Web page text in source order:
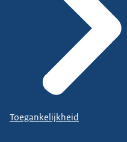
Toegankelijkheid